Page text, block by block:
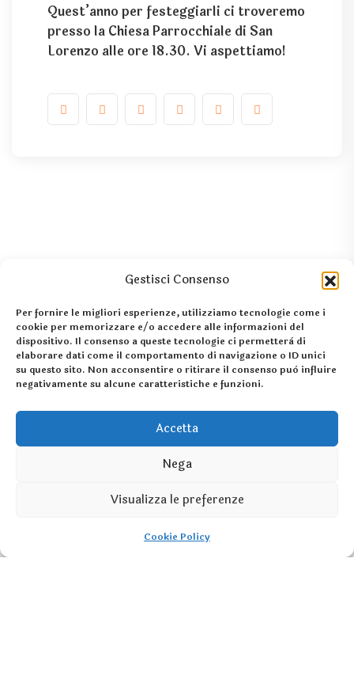
Gestisci Consenso
Per fornire le migliori esperienze, utilizziamo tecnologie come i
cookie per memorizzare e/o accedere alle informazioni del
dispositivo. Il consenso a queste tecnologie ci permetterà di
elaborare dati come il comportamento di navigazione o ID unici
su questo sito. Non acconsentire o ritirare il consenso può influire
negativamente su alcune caratteristiche e funzioni.
Accetta
Nega
Visualizza le preferenze
Cookie Policy
Quest’anno per festeggiarli ci troveremo
presso la Chiesa Parrocchiale di San
Lorenzo alle ore 18.30. Vi aspettiamo!
Da più di un secolo, con tradizione e competenza, a
fianco delle famiglie nella crescita dei bambini